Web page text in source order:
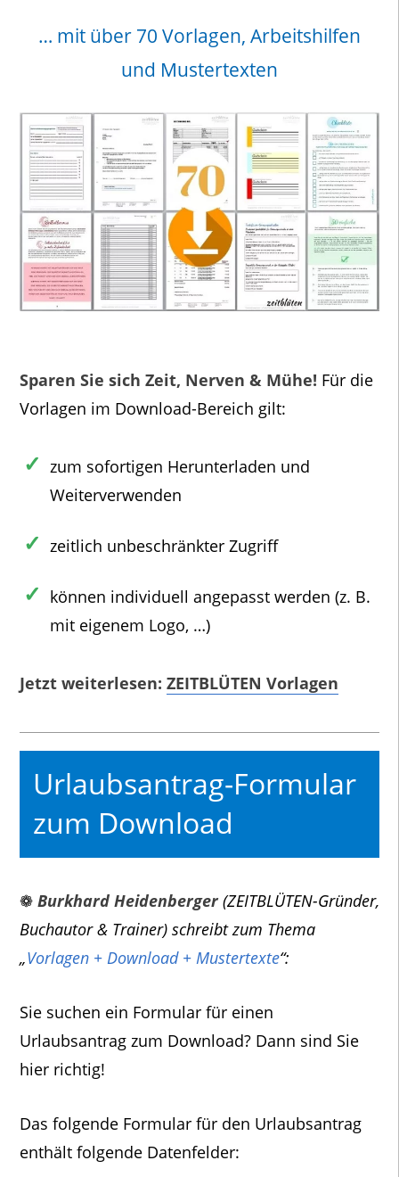
… mit über 70 Vorlagen, Arbeitshilfen
und Mustertexten
Sparen Sie sich Zeit, Nerven & Mühe! Für die
Vorlagen im Download-Bereich gilt:
zum sofortigen Herunterladen und
Weiterverwenden
zeitlich unbeschränkter Zugriff
können individuell angepasst werden (z. B.
mit eigenem Logo, …)
Jetzt weiterlesen: ZEITBLÜTEN Vorlagen
Urlaubsantrag-Formular
zum Download
❁ Burkhard Heidenberger(ZEITBLÜTEN-Gründer,
Buchautor & Trainer) schreibt zum Thema
„Vorlagen + Download + Mustertexte“:
Sie suchen ein Formular für einen
Urlaubsantrag zum Download? Dann sind Sie
hier richtig!
Das folgende Formular für den Urlaubsantrag
enthält folgende Datenfelder: